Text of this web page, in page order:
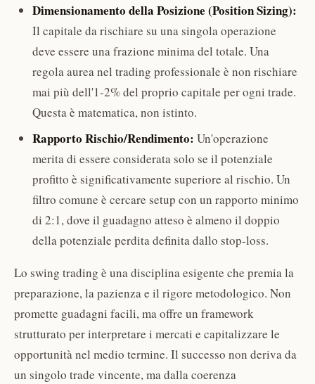
Dimensionamento della Posizione (Position Sizing):
Il capitale da rischiare su una singola operazione
deve essere una frazione minima del totale. Una
regola aurea nel trading professionale è non rischiare
mai più dell'1-2% del proprio capitale per ogni trade.
Questa è matematica, non istinto.
Rapporto Rischio/Rendimento: Un'operazione
merita di essere considerata solo se il potenziale
profitto è significativamente superiore al rischio. Un
filtro comune è cercare setup con un rapporto minimo
di 2:1, dove il guadagno atteso è almeno il doppio
della potenziale perdita definita dallo stop-loss.
Lo swing trading è una disciplina esigente che premia la
preparazione, la pazienza e il rigore metodologico. Non
promette guadagni facili, ma offre un framework
strutturato per interpretare i mercati e capitalizzare le
opportunità nel medio termine. Il successo non deriva da
un singolo trade vincente, ma dalla coerenza